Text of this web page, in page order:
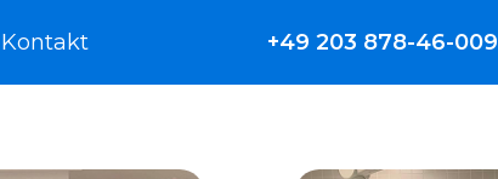
Kontakt +49 203 878-46-009